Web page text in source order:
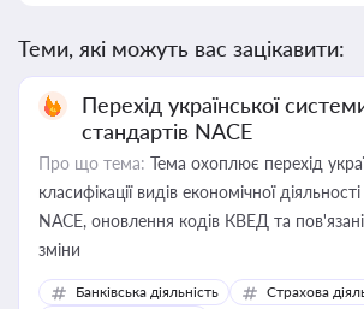
Теми, які можуть вас зацікавити:
Перехід української
стандартів NACE
Про що тема: Тема охоплює перехід
класифікації видів економічної
NACE, оновлення кодів КВЕД та
зміни
Банківська діяльність
Страхова